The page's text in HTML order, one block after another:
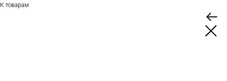
К товарам